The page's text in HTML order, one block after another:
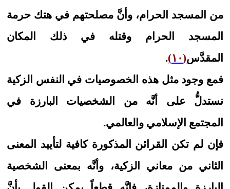
من المسجد الحرام، وأنَّ مصلحتهم في هتك حرمة
المسجد الحرام وقتله في ذلك المكان
المقدَّس(١٠)
.
فمع وجود مثل هذه الخصوصيات في النفس الزكية
نستدلُّ على أنَّه من الشخصيات البارزة في
المجتمع الإسلامي والعالمي.
فإن لم تكن القرائن المذكورة كافية لتأييد المعنى
الثاني من معاني الزكية، وأنَّه بمعنى الشخصية